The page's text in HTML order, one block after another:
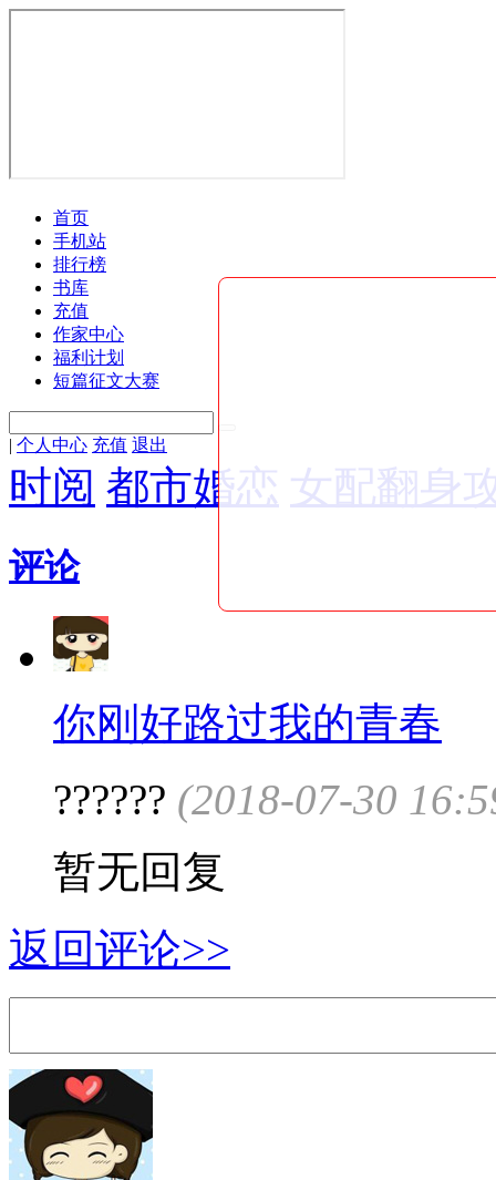
首页
手机站
排行榜
书库
充值
作家中心
福利计划
短篇征文大赛
| 个人中心 充值 退出
时阅 都市婚恋 女配翻身
评论
你刚好路过我的青春
?????? (2018-07-30
暂无回复
返回评论>>